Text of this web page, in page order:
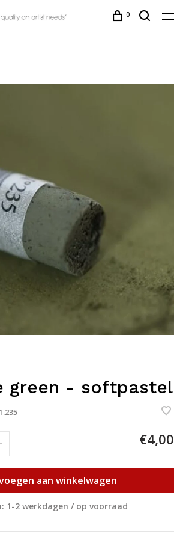
0
green - softpastel
€4,00
aan winkelwagen
1-2 werkdagen / op voorraad